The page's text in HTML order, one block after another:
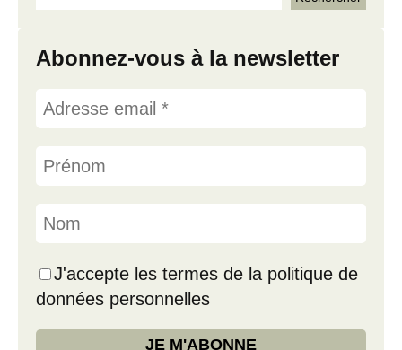
Abonnez-vous à la newsletter
J'accepte les termes de la politique de
données personnelles